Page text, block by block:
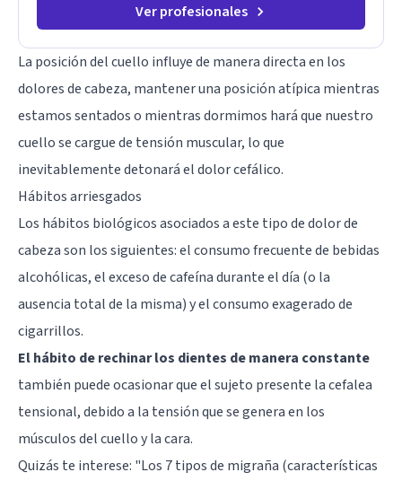
Ver profesionales
La posición del cuello influye de manera directa en los
dolores de cabeza, mantener una posición atípica mientras
estamos sentados o mientras dormimos hará que nuestro
cuello se cargue de tensión muscular, lo que
inevitablemente detonará el dolor cefálico.
Hábitos arriesgados
Los hábitos biológicos asociados a este tipo de dolor de
cabeza son los siguientes: el consumo frecuente de bebidas
alcohólicas, el exceso de cafeína durante el día (o la
ausencia total de la misma) y el consumo exagerado de
cigarrillos.
El hábito de rechinar los dientes de manera constante
también puede ocasionar que el sujeto presente la cefalea
tensional, debido a la tensión que se genera en los
músculos del cuello y la cara.
Quizás te interese: "Los 7 tipos de migraña (características